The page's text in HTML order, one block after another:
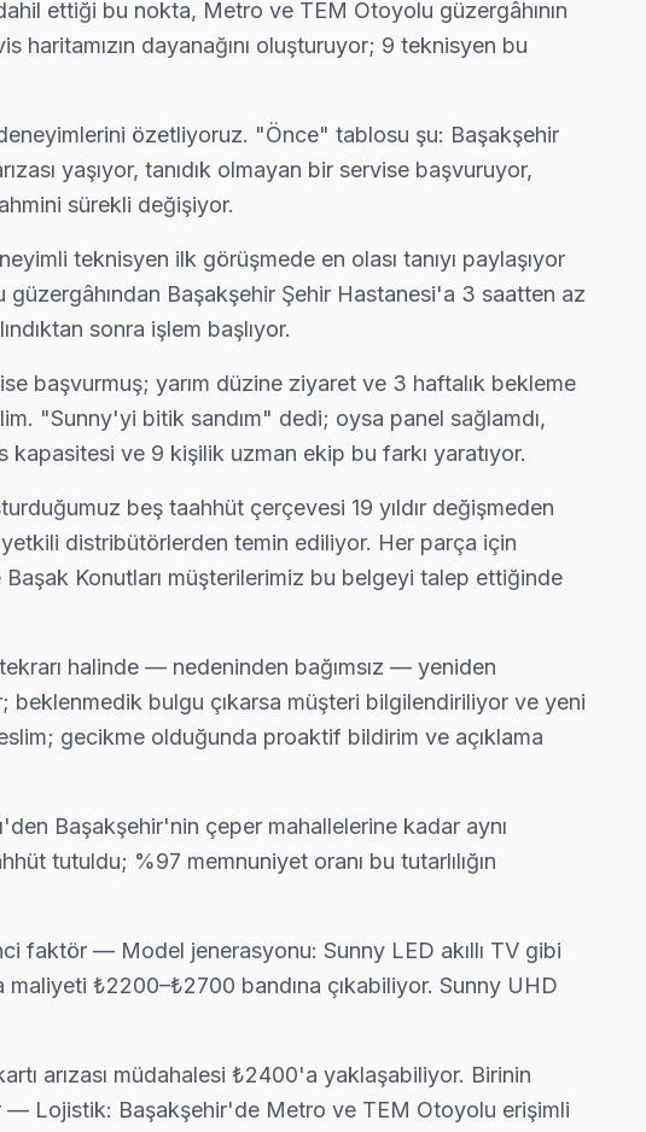
farklı yaş gruplarının çeşitli yaşam tarzlarını yansıtmaktadır.
32 inç veya 42 inç boyutlarındaki eski model Sunny
sahip olan bu modeller, daha geniş bir izleme
deneyim arayışı içindedirler. 55 inç ve üzeri ekran boyutlarıyla
ve Sunny televizyon'ler, her yaş grubunun ihtiyaçlarına uygun
göstermektedir. İşte bu sorunlardan en yaygın olan beş
Sunny'nin bazı LCD serilerinde, özellikle 50 inç Full HD
vardır. Genellikle, Sunny'nin eski nesil modellerinde (özellikle
şeklinde kendini gösterir. Sunny'nin bazı OLED serilerinde,
55 inç LCD serilerinde backlight arızaları sıkça görülmektedir.
ettiği bu nokta, Metro ve TEM Otoyolu güzergâhının
haritamızın dayanağını oluşturuyor; 9 teknisyen bu
özetliyoruz. "Önce" tablosu şu: Başakşehir
yaşıyor, tanıdık olmayan bir servise başvuruyor,
sürekli değişiyor.
teknisyen ilk görüşmede en olası tanıyı paylaşıyor
Başakşehir Şehir Hastanesi'a 3 saatten az
sonra işlem başlıyor.
başvurmuş; yarım düzine ziyaret ve 3 haftalık bekleme
"Sunny'yi bitik sandım" dedi; oysa panel sağlamdı,
ve 9 kişilik uzman ekip bu farkı yaratıyor.
beş taahhüt çerçevesi 19 yıldır değişmeden
distribütörlerden temin ediliyor. Her parça için
Konutları müşterilerimiz bu belgeyi talep ettiğinde
halinde — nedeninden bağımsız — yeniden
bulgu çıkarsa müşteri bilgilendiriliyor ve yeni
gecikme olduğunda proaktif bildirim ve açıklama
Başakşehir'nin çeper mahallelerine kadar aynı
tutuldu; %97 memnuniyet oranı bu tutarlılığın
faktör — Model jenerasyonu: Sunny LED akıllı TV gibi
₺2200–₺2700 bandına çıkabiliyor. Sunny UHD
arızası müdahalesi ₺2400'a yaklaşabiliyor. Birinin
— Lojistik: Başakşehir'de Metro ve TEM Otoyolu erişimli